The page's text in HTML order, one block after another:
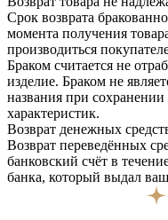
Срок возврата
момента получения
производиться
Браком считается не
изделие. Браком не
названия при
характеристик.
Возврат денежных
Возврат переведённых
банковский счёт в
банка, который выдал